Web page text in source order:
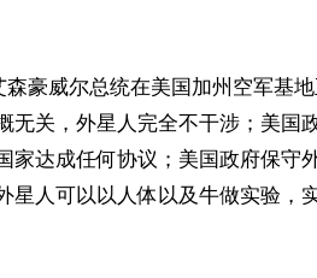
豪威尔总统在美国加州空军基
无关，外星人完全不干涉；美国
家达成任何协议；美国政府保守
人可以以人体以及牛做实验，